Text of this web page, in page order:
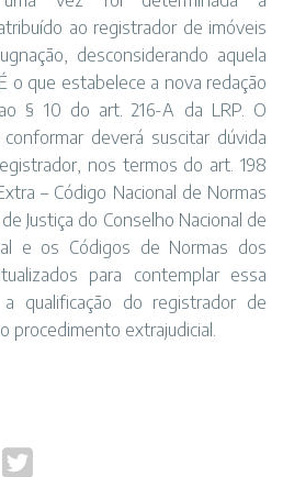
ao registrador de imóveis
desconsiderando aquela
o que estabelece a nova redação
§ 10 do art. 216-A da LRP. O
deverá suscitar dúvida
nos termos do art. 198
– Código Nacional de Normas
Justiça do Conselho Nacional de
e os Códigos de Normas dos
para contemplar essa
qualificação do registrador de
procedimento extrajudicial.